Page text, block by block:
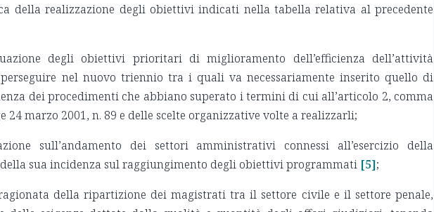
della realizzazione degli obiettivi indicati nella tabella relativa al precedente
degli obiettivi prioritari di miglioramento dell’efficienza dell’attività
nel nuovo triennio tra i quali va necessariamente inserito quello di
dei procedimenti che abbiano superato i termini di cui all’articolo 2, comma
24 marzo 2001, n. 89 e delle scelte organizzative volte a realizzarli;
sull’andamento dei settori amministrativi connessi all’esercizio della
sua incidenza sul raggiungimento degli obiettivi programmati [5];
della ripartizione dei magistrati tra il settore civile e il settore penale,